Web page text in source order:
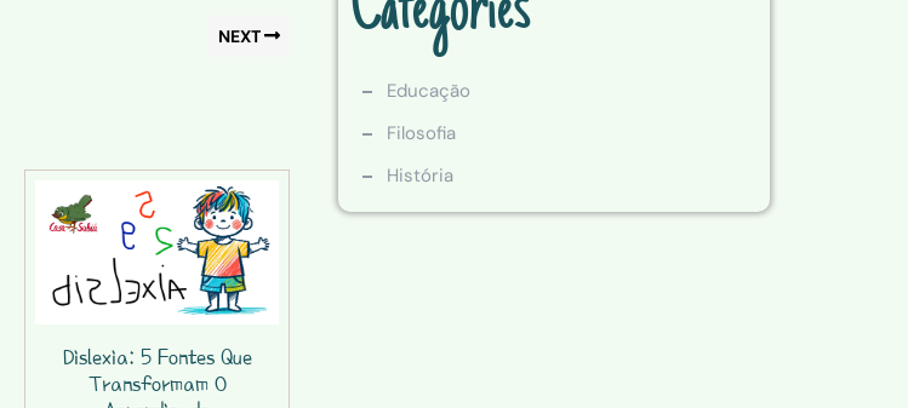
NEXT
Dislexia: 5 Fontes Que
Transformam O
Educação
Filosofia
História